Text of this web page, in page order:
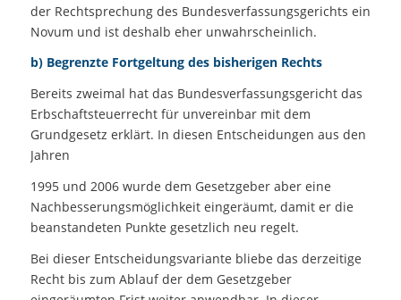
der Rechtsprechung des Bundesverfassungsgerichts ein
Novum und ist deshalb eher unwahrscheinlich.
b) Begrenzte Fortgeltung des bisherigen Rechts
Bereits zweimal hat das Bundesverfassungsgericht das
Erbschaftsteuerrecht für unvereinbar mit dem
Grundgesetz erklärt. In diesen Entscheidungen aus den
Jahren
1995 und 2006 wurde dem Gesetzgeber aber eine
Nachbesserungsmöglichkeit eingeräumt, damit er die
beanstandeten Punkte gesetzlich neu regelt.
Bei dieser Entscheidungsvariante bliebe das derzeitige
Recht bis zum Ablauf der dem Gesetzgeber